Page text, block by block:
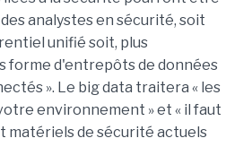
analystes en sécurité, soit
unifié soit, plus
forme d'entrepôts de données
». Le big data traitera « les
environnement » et « il faut
matériels de sécurité actuels